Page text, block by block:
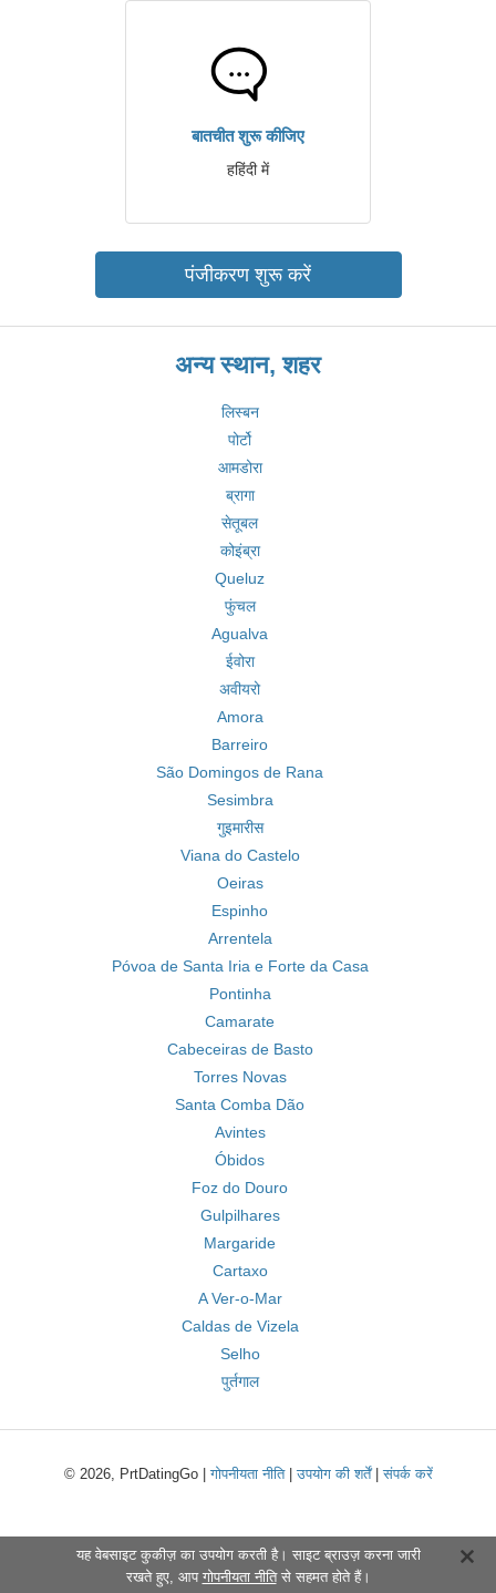
बातचीत शुरू कीजिए
हहिंदी में
पंजीकरण शुरू करें
अन्य स्थान, शहर
लिस्बन
पोर्टो
आमडोरा
ब्रागा
सेतूबल
कोइंब्रा
Queluz
फुंचल
Agualva
ईवोरा
अवीयरो
Amora
Barreiro
São Domingos de Rana
Sesimbra
गुइमारीस
Viana do Castelo
Oeiras
Espinho
Arrentela
Póvoa de Santa Iria e Forte da Casa
Pontinha
Camarate
Cabeceiras de Basto
Torres Novas
Santa Comba Dão
Avintes
Óbidos
Foz do Douro
Gulpilhares
Margaride
Cartaxo
A Ver-o-Mar
Caldas de Vizela
Selho
पुर्तगाल
© 2026, PrtDatingGo |गोपनीयता नीति|उपयोग की शर्तें|संपर्क करें
यह वेबसाइट कुकीज़ का उपयोग करती है। साइट ब्राउज़ करना जारी
रखते हुए, आप गोपनीयता नीतिसे सहमत होते हैं।